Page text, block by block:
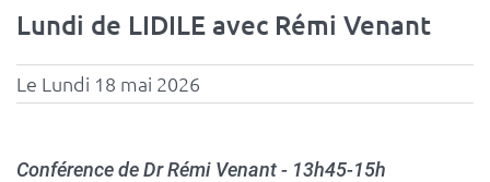
Lundi de LIDILE avec Rémi Venant
Le Lundi 18 mai 2026
Conférence de Dr Rémi Venant - 13h45-15h